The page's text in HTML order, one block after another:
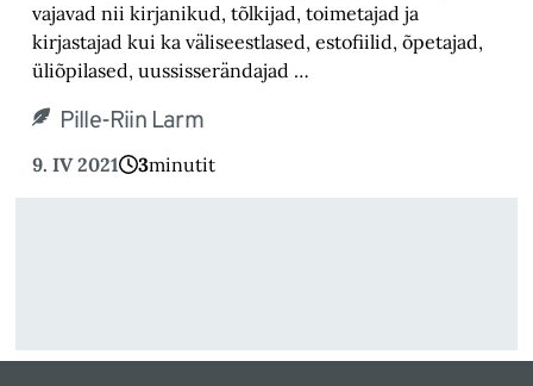
vajavad nii kirjanikud, tõlkijad, toimetajad ja
kirjastajad kui ka väliseestlased, estofiilid, õpetajad,
üliõpilased, uussisserändajad …
Pille-Riin Larm
9. IV 2021 3minutit